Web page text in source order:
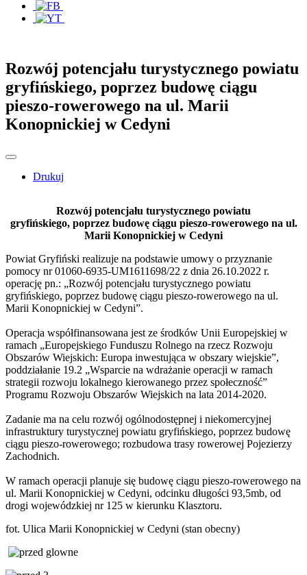
Rozwój potencjału turystycznego powiatu
gryfińskiego, poprzez budowę ciągu
pieszo-rowerowego na ul. Marii
Konopnickiej w Cedyni
Drukuj
Rozwój potencjału turystycznego powiatu
gryfińskiego, poprzez budowę ciągu pieszo-rowerowego na ul.
Marii Konopnickiej w Cedyni
Powiat Gryfiński realizuje na podstawie umowy o przyznanie
pomocy nr 01060-6935-UM1611698/22 z dnia 26.10.2022 r.
operację pn.: „Rozwój potencjału turystycznego powiatu
gryfińskiego, poprzez budowę ciągu pieszo-rowerowego na ul.
Marii Konopnickiej w Cedyni”.
Operacja współfinansowana jest ze środków Unii Europejskiej w
ramach „Europejskiego Funduszu Rolnego na rzecz Rozwoju
Obszarów Wiejskich: Europa inwestująca w obszary wiejskie”,
poddziałanie 19.2 „Wsparcie na wdrażanie operacji w ramach
strategii rozwoju lokalnego kierowanego przez społeczność”
Programu Rozwoju Obszarów Wiejskich na lata 2014-2020.
Zadanie ma na celu rozwój ogólnodostępnej i niekomercyjnej
infrastruktury turystycznej powiatu gryfińskiego, poprzez budowę
ciągu pieszo-rowerowego; rozbudowa trasy rowerowej Pojezierzy
Zachodnich.
W ramach operacji planuje się budowę ciągu pieszo-rowerowego na
ul. Marii Konopnickiej w Cedyni, odcinku długości 93,5mb, od
drogi wojewódzkiej nr 125 w kierunku Klasztoru.
fot. Ulica Marii Konopnickiej w Cedyni (stan obecny)